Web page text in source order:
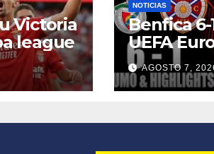
Victoria
league
NOTICIAS
Benfica
UEFA
2026
AGOSTO 7,